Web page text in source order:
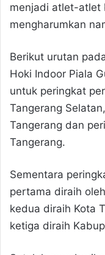
menjadi atlet-atlet
mengharumkan
Berikut urutan
Hoki Indoor Piala
untuk peringkat
Tangerang
Tangerang dan
Tangerang.
Sementara
pertama diraih
kedua diraih Kota
ketiga diraih